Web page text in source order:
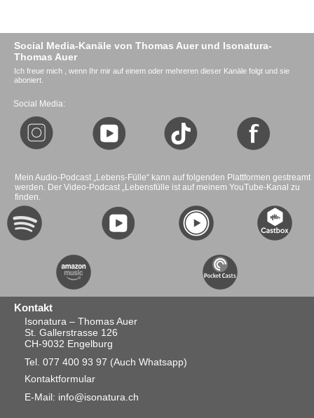
Social Media-Kanäle von Thomas Auer und Isonatura-
Thomas Auer
Ich freue mich , wenn Ihr mir auf einem oder mehreren dieser Kanäle folgt und sie
aboniert.
Social Media:
Mein Audio-Podcast „Lebens-Fülle“ kann auf folgenden Plattformen gestreamt
werden. Der Video-Podcast „Lebensfülle ist auf meinem YouTube-Kanal zu
finden.
Kontakt
Isonatura – Thomas Auer
St. Gallerstrasse 126
CH-9032 Engelburg
Tel. 077 400 93 97 (Auch Whatsapp)
Kontaktformular
E-Mail: info@isonatura.ch